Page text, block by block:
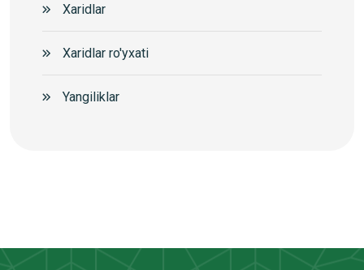
Xaridlar
Xaridlar ro'yxati
Yangiliklar